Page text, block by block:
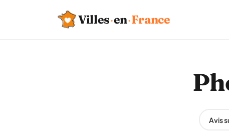
Villes·en·France
Avis